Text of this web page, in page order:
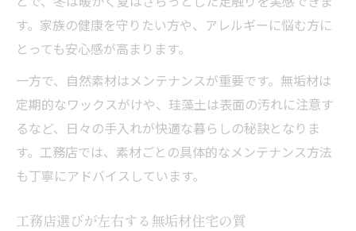
す。家族の健康を守りたい方や、アレルギーに悩む方に
とっても安心感が高まります。
一方で、自然素材はメンテナンスが重要です。無垢材は
定期的なワックスがけや、珪藻土は表面の汚れに注意す
るなど、日々の手入れが快適な暮らしの秘訣となりま
す。工務店では、素材ごとの具体的なメンテナンス方法
も丁寧にアドバイスしています。
工務店選びが左右する無垢材住宅の質